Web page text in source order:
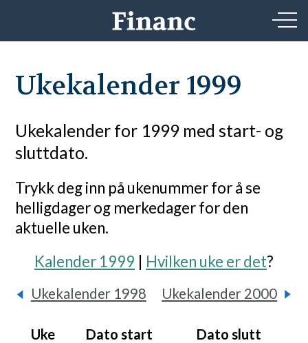
Ukekalender 1999
Ukekalender for 1999 med start- og
sluttdato.
Trykk deg inn på ukenummer for å se
helligdager og merkedager for den
aktuelle uken.
Kalender 1999 | Hvilken uke er det?
Ukekalender 1998 Ukekalender 2000
Uke Dato start
Dato slutt